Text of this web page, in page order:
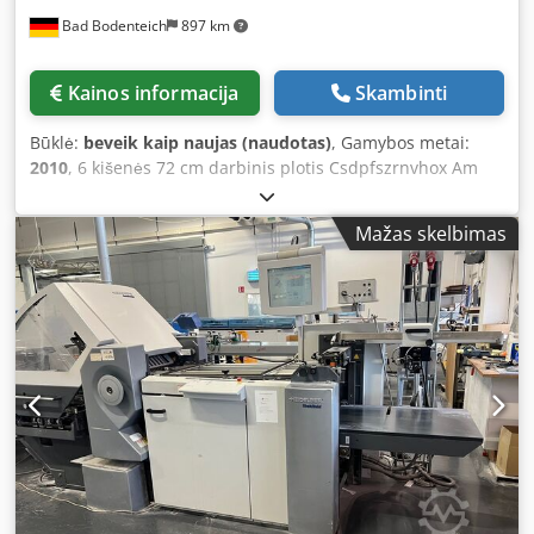
table: Provides the operator with ample time for quality
Especially suitable for connection to the Horizon iCE
StitchLiner Mark IV, but also universally usable with other
capable: Includes operational data collection and dynamic
separation of book blocks of different sizes (DSP platform).
Technical Specifications: - Entry format: 4-page sheets,
variable from 650 to 1,000 mm - Product height (max.): 100
mm (optionally 120 mm) - Max. format: 510 x 235 mm -
Min. format: 140 x 95 mm (optionally 95 x 75 mm) - Output:
up to 600 packs/cycles per hour - Main supply:
3ph+N+GND 400V AC, 50/60 Hz - Control voltage: 24V DC -
Power: 4 kW - Fuse: 16A - Year of manufacture: 2023 -
Weight: approx. 500 kg All-Inclusive Service Package We
take care of everything: from safe packaging and transport
to customs clearance. Sustainable and cost-effective
Crodpfxozrlp Ej Am Rof Choose a pre-owned machine and
benefit twice over: save both the environment and your
budget. Despite possible signs of use, you will receive a
quality product at an attractive price.
Bad Bodenteich 897 km
Kainos informacija Skambinti
Būklė: beveik kaip naujas (naudotas), Gamybos metai:
2010, 6 kišenės 72 cm darbinis plotis Csdpfszrnvhox Am
Mažas skelbimas